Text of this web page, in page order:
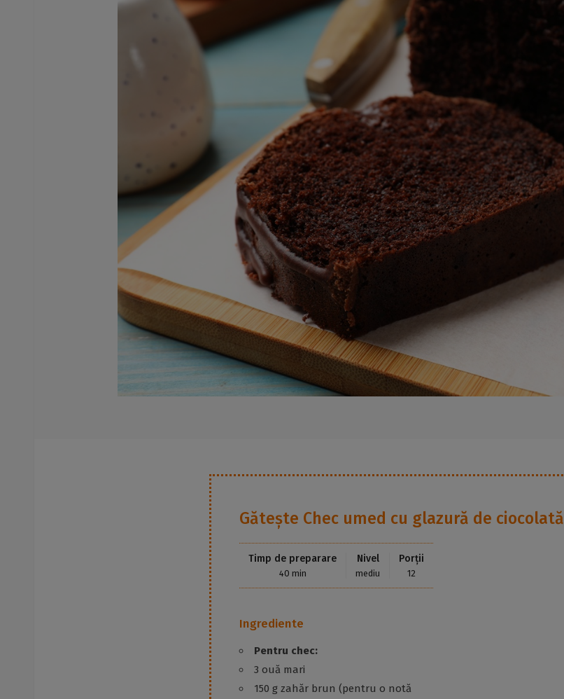
Gătește Chec umed cu glazură de ciocolată
Timp de preparare
40 min
Nivel
mediu
Porții
12
Ingrediente
Pentru chec:
3 ouă mari
150 g zahăr brun (pentru o notă